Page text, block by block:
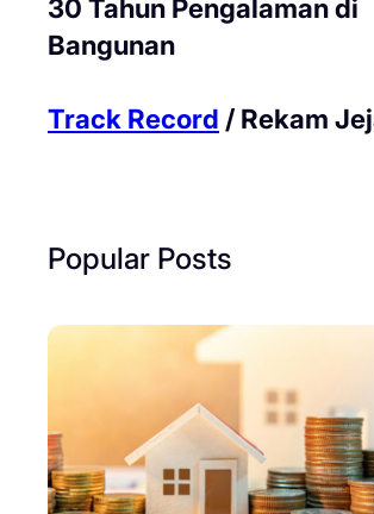
30 Tahun Pengalaman di
Bangunan
Track Record / Rekam
Popular Posts